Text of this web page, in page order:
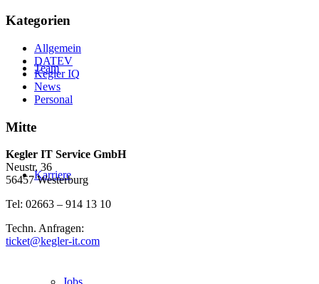
Team
Karriere
Jobs
Kategorien
Allgemein
DATEV
Kegler IQ
News
Personal
Mitte
Kegler IT Service GmbH
Neustr. 36
56457 Westerburg
Tel: 02663 – 914 13 10
Techn. Anfragen:
ticket@kegler-it.com